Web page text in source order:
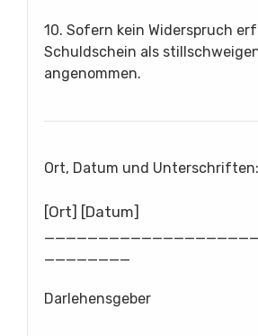
10. Sofern kein Widerspruch
Schuldschein als
angenommen.
Ort, Datum und Unterschriften:
[Ort] [Datum]
Darlehensgeber